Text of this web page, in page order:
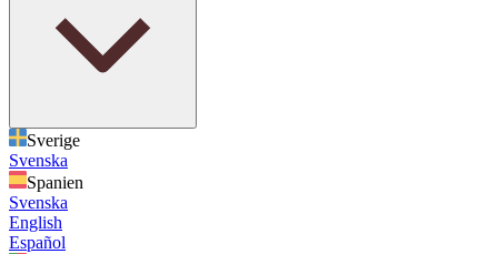
Sverige
Svenska
Spanien
Svenska
English
Español